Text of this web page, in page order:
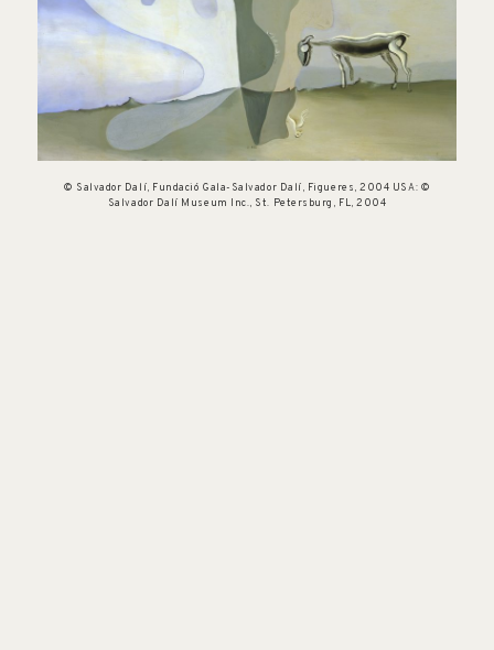
© Salvador Dalí, Fundació Gala-Salvador Dalí, Figueres, 2004 USA: ©
Salvador Dalí Museum Inc., St. Petersburg, FL, 2004